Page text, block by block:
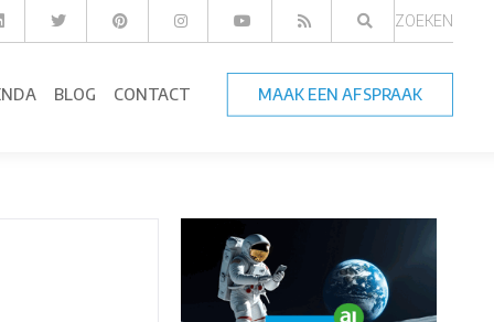
ZOEKEN
BLOG CONTACT MAAK EEN AFSPRAAK